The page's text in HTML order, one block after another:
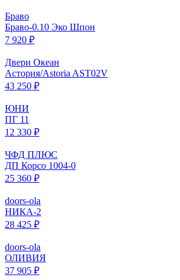
Браво
Браво-0.10 Эко Шпон
7 920 ₽
Двери Океан
Астория/Astoria AST02V
43 250 ₽
ЮНИ
ПГ 11
12 330 ₽
ЧФД ПЛЮС
ДП Корсо 1004-0
25 360 ₽
doors-ola
НИКА-2
28 425 ₽
doors-ola
ОЛИВИЯ
37 905 ₽